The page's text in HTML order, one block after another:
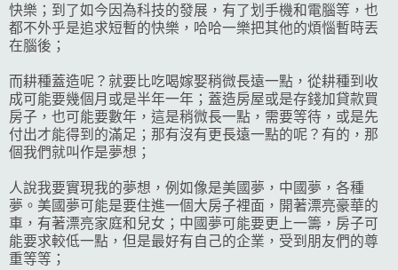
快樂；到了如今因為科技的發展，有了划手機和電腦等，也
都不外乎是追求短暫的快樂，哈哈一樂把其他的煩惱暫時丟
在腦後；
而耕種蓋造呢？就要比吃喝嫁娶稍微長遠一點，從耕種到收
成可能要幾個月或是半年一年；蓋造房屋或是存錢加貸款買
房子，也可能要數年，這是稍微長一點，需要等待，或是先
付出才能得到的滿足；那有沒有更長遠一點的呢？有的，那
個我們就叫作是夢想；
人說我要實現我的夢想，例如像是美國夢，中國夢，各種
夢。美國夢可能是要住進一個大房子裡面，開著漂亮豪華的
車，有著漂亮家庭和兒女；中國夢可能要更上一籌，房子可
能要求較低一點，但是最好有自己的企業，受到朋友們的尊
重等等；